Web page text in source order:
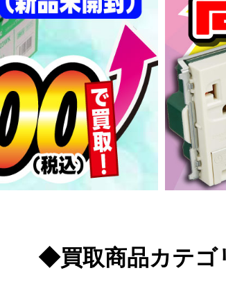
◆買取商品カテゴ